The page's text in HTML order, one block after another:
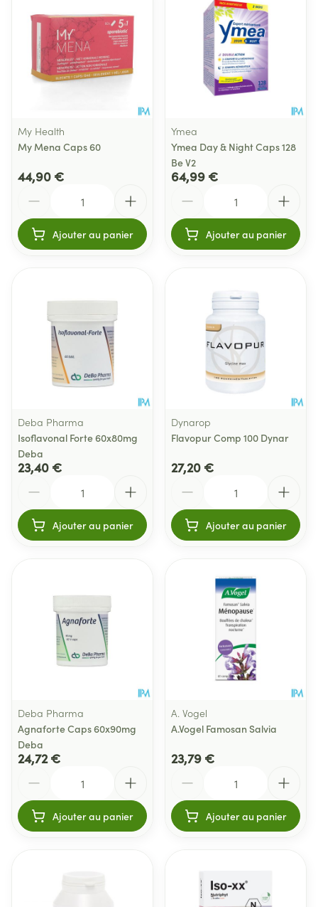
My Health
My Mena Caps 60
44,90 €
Ajouter au panier
Ymea
Ymea Day & Night Caps 128
Be V2
64,99 €
Ajouter au panier
Deba Pharma
Isoflavonal Forte 60x80mg
Deba
23,40 €
Ajouter au panier
Dynarop
Flavopur Comp 100 Dynar
27,20 €
Ajouter au panier
Deba Pharma
Agnaforte Caps 60x90mg
Deba
24,72 €
Ajouter au panier
A. Vogel
A.Vogel Famosan Salvia
23,79 €
Ajouter au panier